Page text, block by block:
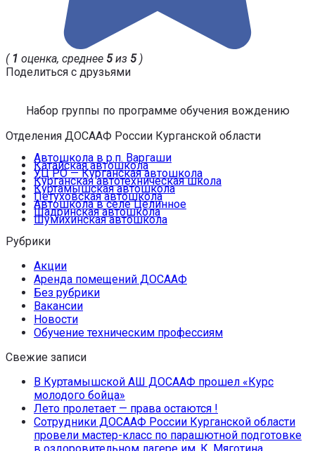
( 1 оценка, среднее 5из 5)
Поделиться с друзьями
Набор группы по программе обучения вождению
Отделения ДОСААФ России Курганской области
Автошкола в р.п. Варгаши
Катайская автошкола
УЦ РО — Курганская автошкола
Курганская автотехническая школа
Куртамышская автошкола
Петуховская автошкола
Автошкола в селе Целинное
Шадринская автошкола
Шумихинская автошкола
Рубрики
Акции
Аренда помещений ДОСААФ
Без рубрики
Вакансии
Новости
Обучение техническим профессиям
Свежие записи
В Куртамышской АШ ДОСААФ прошел «Курс
молодого бойца»
Лето пролетает — права остаются !
Сотрудники ДОСААФ России Курганской области
провели мастер-класс по парашютной подготовке